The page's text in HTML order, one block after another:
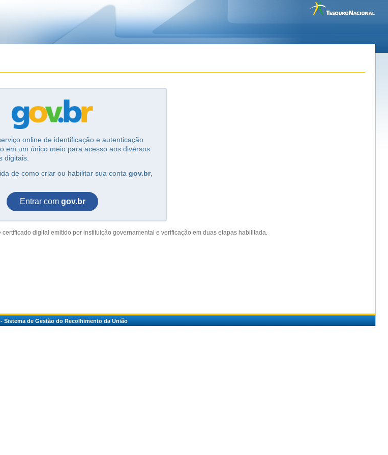
online de identificação e autenticação
em um único meio para acesso aos diversos
digitais.
de como criar ou habilitar sua contagov.br,
Entrar com gov.br
certificado digital emitido por instituição governamental e verificação em duas etapas habilitada.
- Sistema de Gestão do Recolhimento da União